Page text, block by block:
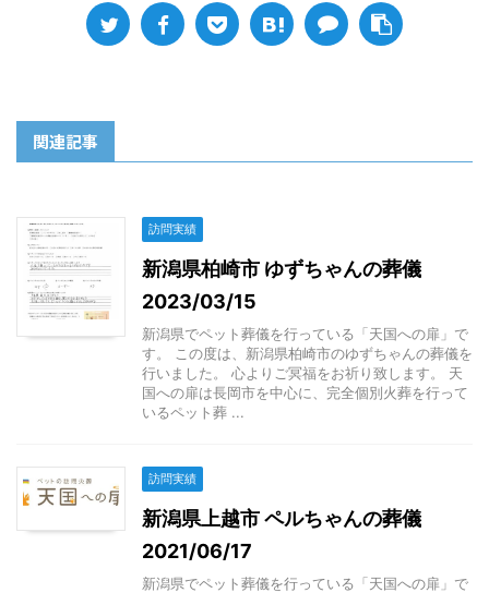
関連記事
訪問実績
新潟県柏崎市 ゆずちゃんの葬儀
2023/03/15
新潟県でペット葬儀を行っている「天国への扉」で
す。 この度は、新潟県柏崎市のゆずちゃんの葬儀を
行いました。 心よりご冥福をお祈り致します。 天
国への扉は長岡市を中心に、完全個別火葬を行って
いるペット葬 ...
訪問実績
新潟県上越市 ペルちゃんの葬儀
2021/06/17
新潟県でペット葬儀を行っている「天国への扉」で